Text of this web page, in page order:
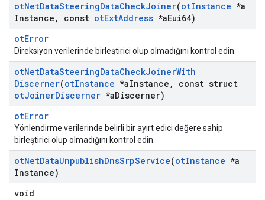
otNetDataSteeringDataCheckJoiner(otInstance *a
Instance , const otExtAddress *aEui64)
otError
Direksiyon verilerinde birleştirici olup olmadığını kontrol edin.
otNetDataSteeringDataCheckJoinerWith
Discerner(otInstance *aInstance ,
const struct
otJoinerDiscerner *aDiscerner)
otError
Yönlendirme verilerinde belirli bir ayırt edici değere sahip
birleştirici olup olmadığını kontrol edin.
otNetDataUnpublishDnsSrpService(otInstance *a
Instance)
void